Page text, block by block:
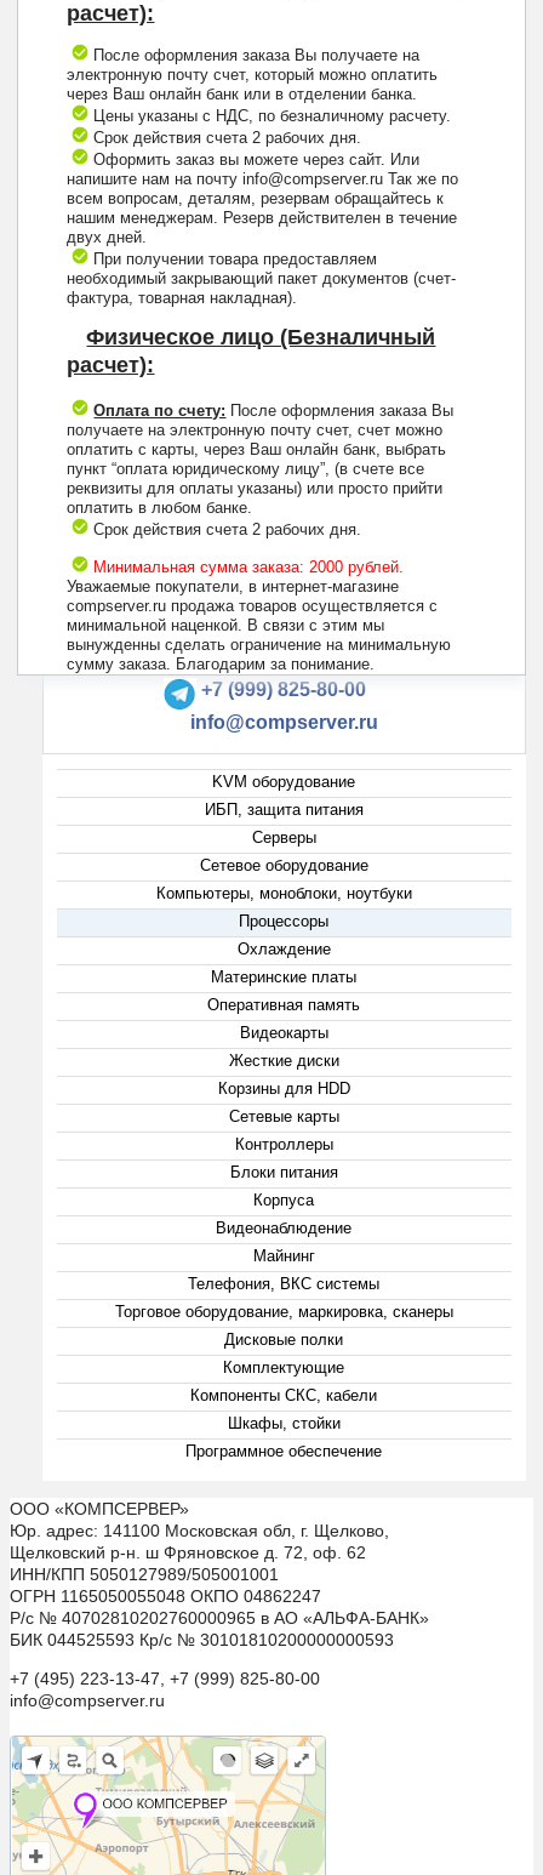
расчет):
После оформления заказа Вы получаете на
электронную почту счет, который можно оплатить
через Ваш онлайн банк или в отделении банка.
Цены указаны с НДС, по безналичному расчету.
Срок действия счета 2 рабочих дня.
Оформить заказ вы можете через сайт. Или
напишите нам на почту info@compserver.ru Так же по
всем вопросам, деталям, резервам обращайтесь к
нашим менеджерам. Резерв действителен в течение
двух дней.
При получении товара предоставляем
необходимый закрывающий пакет документов (счет-
фактура, товарная накладная).
Физическое лицо (Безналичный
расчет):
Оплата по счету: После оформления заказа Вы
получаете на электронную почту счет, счет можно
оплатить с карты, через Ваш онлайн банк, выбрать
пункт “оплата юридическому лицу”, (в счете все
реквизиты для оплаты указаны) или просто прийти
оплатить в любом банке.
Срок действия счета 2 рабочих дня.
Минимальная сумма заказа: 2000 рублей.
Уважаемые покупатели, в интернет-магазине
compserver.ru продажа товаров осуществляется с
минимальной наценкой. В связи с этим мы
вынужденны сделать ограничение на минимальную
сумму заказа. Благодарим за понимание.
+7 (495) 223-13-47
+7 (999) 825-80-00
info@compserver.ru
KVM оборудование
ИБП, защита питания
Серверы
Сетевое оборудование
Компьютеры, моноблоки, ноутбуки
Процессоры
Охлаждение
Материнские платы
Оперативная память
Видеокарты
Жесткие диски
Корзины для HDD
Сетевые карты
Контроллеры
Блоки питания
Корпуса
Видеонаблюдение
Майнинг
Телефония, ВКС системы
Торговое оборудование, маркировка, сканеры
Дисковые полки
Комплектующие
Компоненты СКС, кабели
Шкафы, стойки
Программное обеспечение
ООО «КОМПСЕРВЕР»
Юр. адрес: 141100 Московская обл, г. Щелково,
Щелковский р-н. ш Фряновское д. 72, оф. 62
ИНН/КПП 5050127989/505001001
ОГРН 1165050055048 ОКПО 04862247
Р/с № 40702810202760000965 в АО «АЛЬФА-БАНК»
БИК 044525593 Кр/с № 30101810200000000593
+7 (495) 223-13-47, +7 (999) 825-80-00
info@compserver.ru